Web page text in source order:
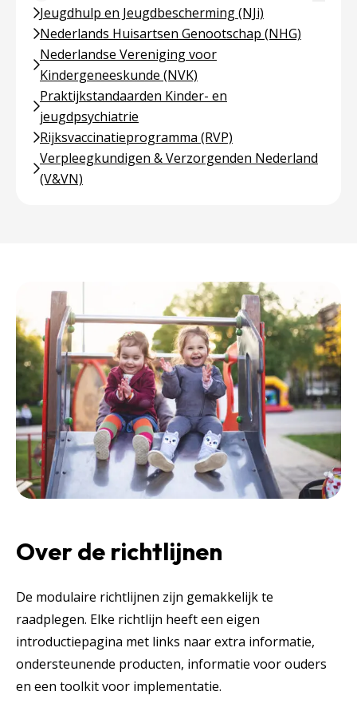
Jeugdhulp en Jeugdbescherming (NJi)
Nederlands Huisartsen Genootschap (NHG)
Nederlandse Vereniging voor
Kindergeneeskunde (NVK)
Praktijkstandaarden Kinder- en
jeugdpsychiatrie
Rijksvaccinatieprogramma (RVP)
Verpleegkundigen & Verzorgenden Nederland
(V&VN)
Over de richtlijnen
De modulaire richtlijnen zijn gemakkelijk te
raadplegen. Elke richtlijn heeft een eigen
introductiepagina met links naar extra informatie,
ondersteunende producten, informatie voor ouders
en een toolkit voor implementatie.